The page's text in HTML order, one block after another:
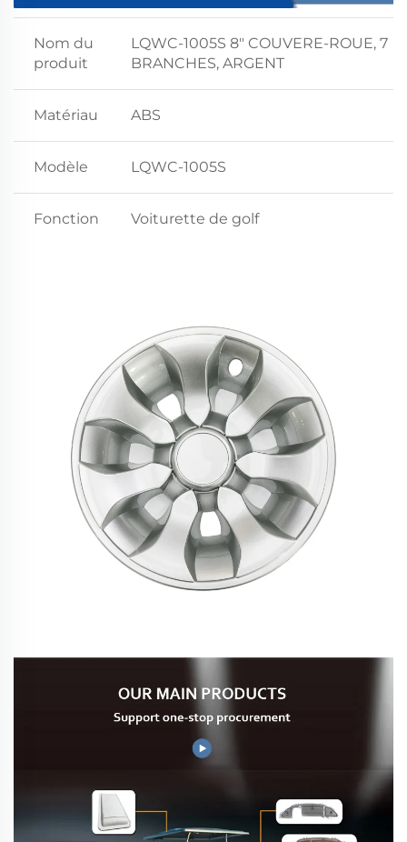
Nom du
produit
LQWC-1005S 8" COUVERE-ROUE, 7
BRANCHES, ARGENT
Matériau ABS
Modèle LQWC-1005S
Fonction Voiturette de golf